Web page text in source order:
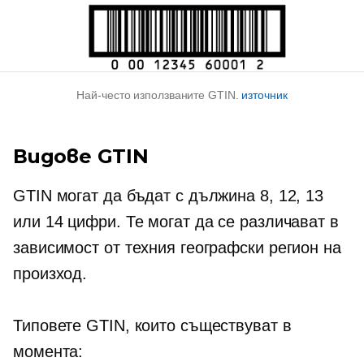
Най-често използваните GTIN. източник
Видове GTIN
GTIN могат да бъдат с дължина 8, 12, 13
или 14 цифри. Те могат да се различават в
зависимост от техния географски регион на
произход.
Типовете GTIN, които съществуват в
момента: